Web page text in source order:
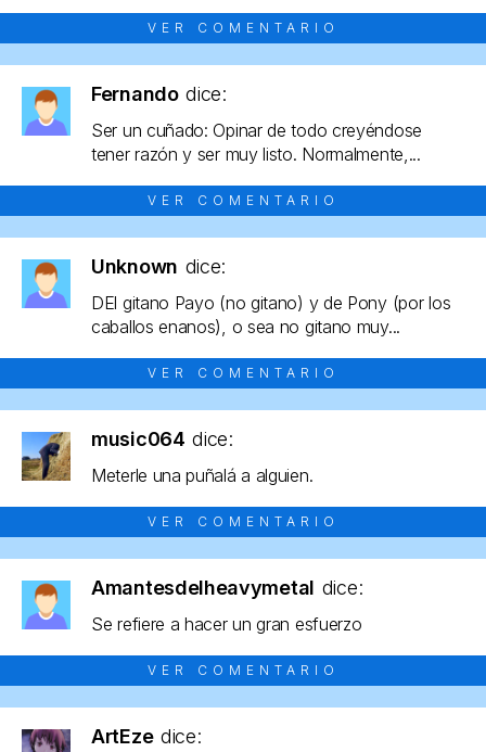
VER COMENTARIO
Fernando dice:
Ser un cuñado: Opinar de todo creyéndose
tener razón y ser muy listo. Normalmente,...
VER COMENTARIO
Unknown dice:
DEl gitano Payo (no gitano) y de Pony (por los
caballos enanos), o sea no gitano muy...
VER COMENTARIO
music064 dice:
Meterle una puñalá a alguien.
VER COMENTARIO
Amantesdelheavymetal dice:
Se refiere a hacer un gran esfuerzo
VER COMENTARIO
ArtEze dice: